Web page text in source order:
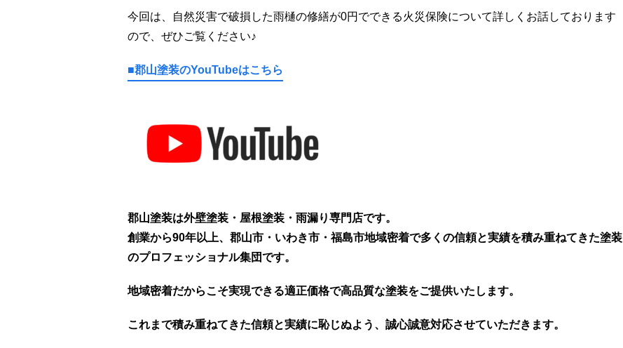
今回は、自然災害で破損した雨樋の修繕が0円でできる火災保険について詳しくお話しております
ので、ぜひご覧ください♪
■郡山塗装のYouTubeはこちら
郡山塗装は外壁塗装・屋根塗装・ 雨漏り専門店です。
創業から90年以上、郡山市・いわき市・福島市地域密着で多くの信頼と実績を積み重ねてきた塗装
のプロフェッショナル集団です。
地域密着だからこそ実現できる適正価格で高品質な塗装をご提供いたします。
これまで積み重ねてきた信頼と実績に恥じぬよう、誠心誠意対応させていただきます。